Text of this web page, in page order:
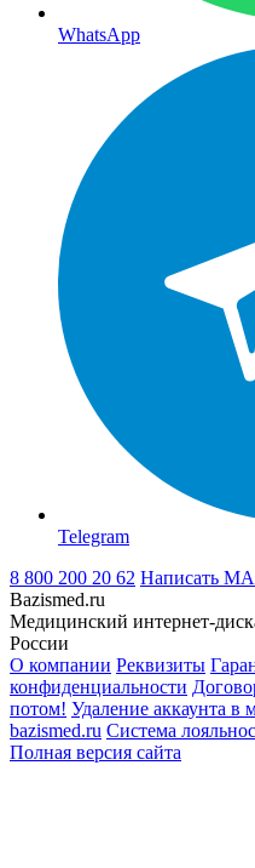
WhatsApp
Telegram
8 800 200 20 62 Написать
Bazismed.ru
Медицинский интернет-
России
О компании Реквизиты
конфиденциальности
потом! Удаление аккаунта
bazismed.ru Система
Полная версия сайта